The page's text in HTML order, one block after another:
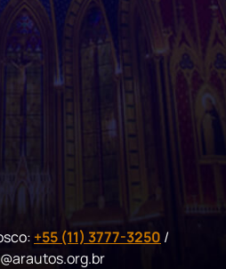
+55 (11) 3777-3250 /